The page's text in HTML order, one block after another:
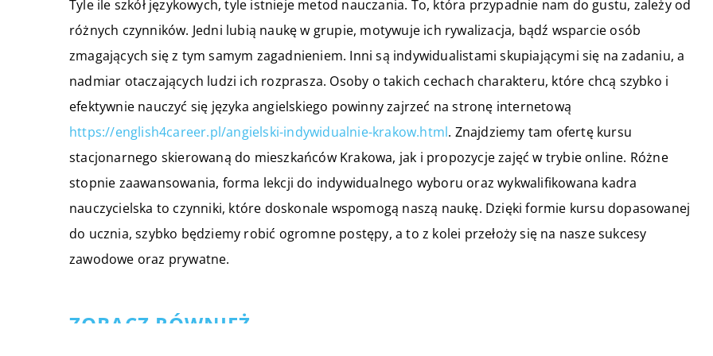
Tyle ile szkół językowych, tyle istnieje metod nauczania. To, która przypadnie nam do gustu, zależy od
różnych czynników. Jedni lubią naukę w grupie, motywuje ich rywalizacja, bądź wsparcie osób
zmagających się z tym samym zagadnieniem. Inni są indywidualistami skupiającymi się na zadaniu, a
nadmiar otaczających ludzi ich rozprasza. Osoby o takich cechach charakteru, które chcą szybko i
efektywnie nauczyć się języka angielskiego powinny zajrzeć na stronę internetową
https://english4career.pl/angielski-indywidualnie-krakow.html. Znajdziemy tam ofertę kursu
stacjonarnego skierowaną do mieszkańców Krakowa, jak i propozycje zajęć w trybie online. Różne
stopnie zaawansowania, forma lekcji do indywidualnego wyboru oraz wykwalifikowana kadra
nauczycielska to czynniki, które doskonale wspomogą naszą naukę. Dzięki formie kursu dopasowanej
do ucznia, szybko będziemy robić ogromne postępy, a to z kolei przełoży się na nasze sukcesy
zawodowe oraz prywatne.
ZOBACZ RÓWNIEŻ